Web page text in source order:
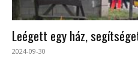
Leégett egy ház,
2024-09-30